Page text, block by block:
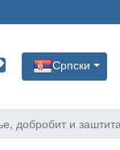
Српски
добробит и